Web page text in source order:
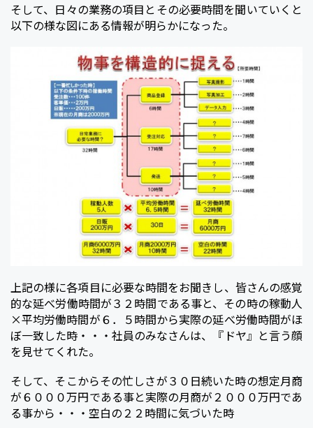
そして、日々の業務の項目とその必要時間を聞いていくと
以下の様な図にある情報が明らかになった。
上記の様に各項目に必要な時間をお聞きし、皆さんの感覚
的な延べ労働時間が３２時間である事と、その時の稼動人
×平均労働時間が６．５時間から実際の延べ労働時間がほ
ぼ一致した時・・・社員のみなさんは、『ドヤ』と言う顔
を見せてくれた。
そして、そこからその忙しさが３０日続いた時の想定月商
が６０００万円である事と実際の月商が２０００万円であ
る事から・・・空白の２２時間に気づいた時